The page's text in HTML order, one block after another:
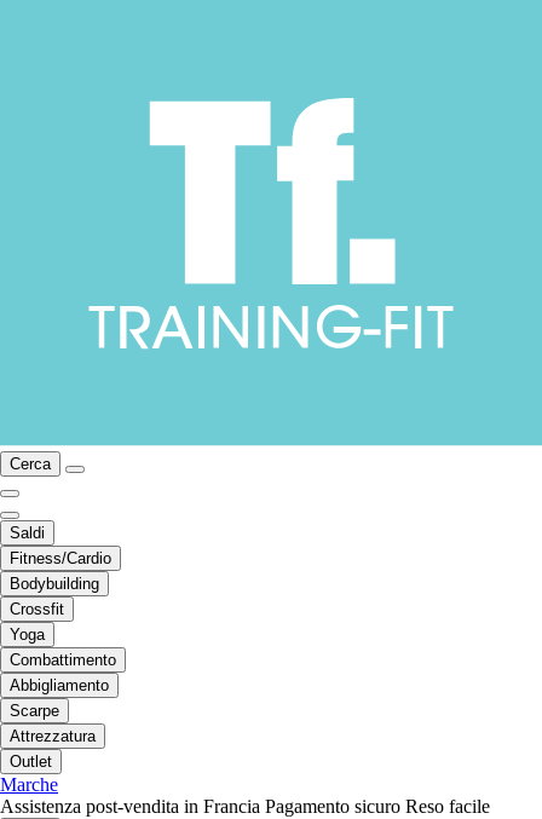
Cerca
Saldi
Fitness/Cardio
Bodybuilding
Crossfit
Yoga
Combattimento
Abbigliamento
Scarpe
Attrezzatura
Outlet
Marche
Assistenza post-vendita in Francia Pagamento sicuro Reso facile